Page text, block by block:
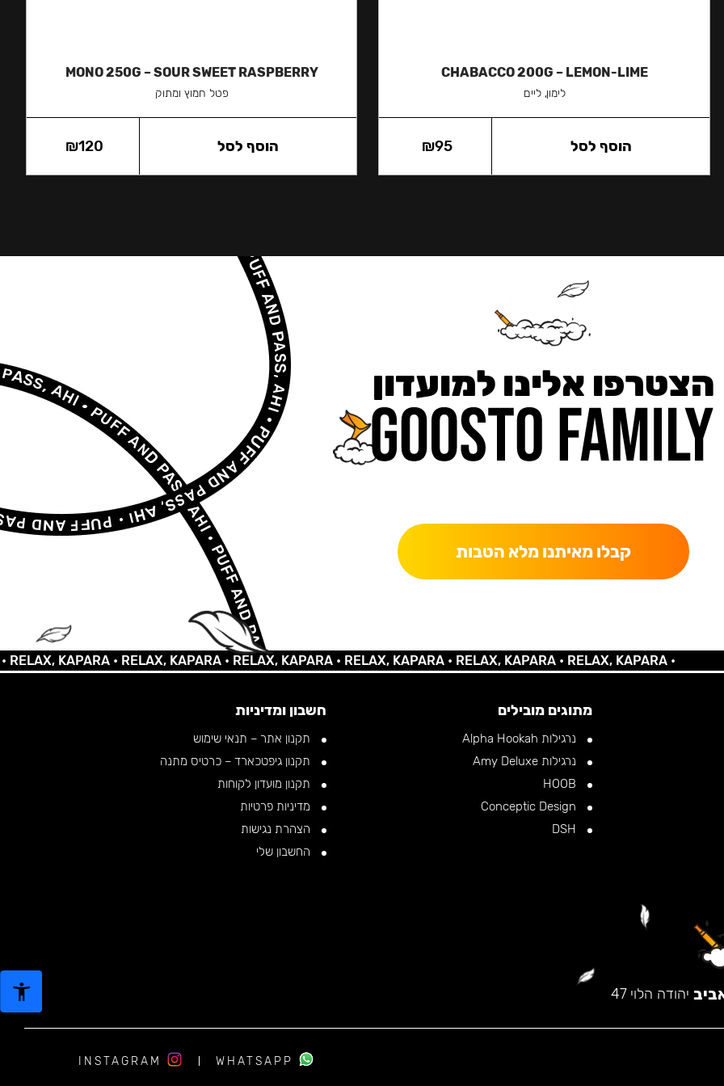
CHABACCO 200G – LEMON-LIME
לימון, ליים
₪95 הוסף לסל
MONO 250G – SOUR SWEET RASPBERRY
פטל חמוץ ומתוק
₪120 הוסף לסל
הצטרפו אלינו למועדון
קבלו מאיתנו מלא הטבות
KAPARA •RELAX, KAPARA •RELAX, KAPARA •RELAX, KAPARA •RELAX, KAPARA •RELAX, KAPARA •
מתוגים מובילים
נרגילות Alpha Hookah
נרגילות Amy Deluxe
חשבון ומדיניות
תקנון אתר – תנאי שימוש
תקנון גיפטכארד – כרטיס מתנה
תקנון מועדון לקוחות
מדיניות פרטיות
הצהרת נגישות
החשבון שלי
יהודה הלוי 47
WHATSAPP
INSTAGRAM